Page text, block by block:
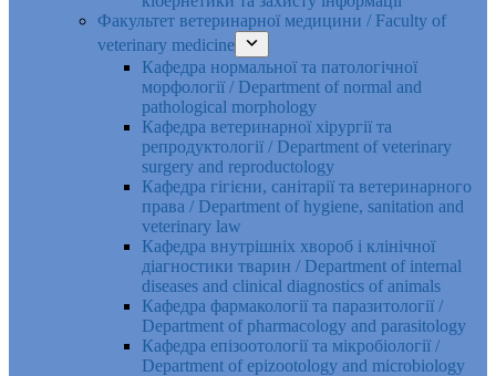
Факультет ветеринарної медицини / Faculty of
veterinary medicine
Кафедра нормальної та патологічної
морфології / Department of normal and
pathological morphology
Кафедра ветеринарної хірургії та
репродуктології / Department of veterinary
surgery and reproductology
Кафедра гігієни, санітарії та ветеринарного
права / Department of hygiene, sanitation and
veterinary law
Кафедра внутрішніх хвороб і клінічної
діагностики тварин / Department of internal
diseases and clinical diagnostics of animals
Кафедра фармакології та паразитології /
Department of pharmacology and parasitology
Кафедра епізоотології та мікробіології /
Department of epizootology and microbiology